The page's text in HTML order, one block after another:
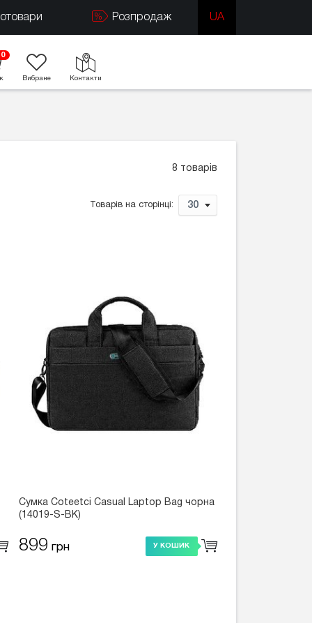
Розпродаж UA
0
Вибране Контакти
8 товарів
Товарів на сторінці: 30
Сумка Coteetci Casual Laptop Bag чорна
(14019-S-BK)
899 грн У КОШИК